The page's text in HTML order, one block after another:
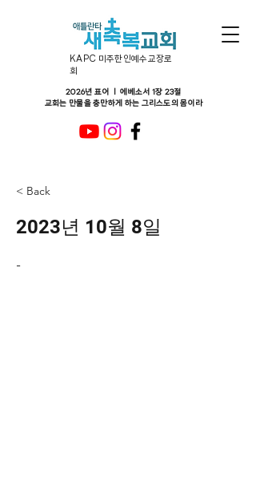
KAPC 미주한인예수교장로
회
2026년 표어 ㅣ 에베소서 1장 23절
교회는 만물을 충만하게 하는 그리스도의 몸이라
< Back
2023년 10월 8일
-